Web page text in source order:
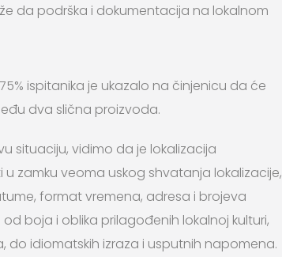
da podrška i dokumentacija na lokalnom
ispitanika je ukazalo na činjenicu da će
dva slična proizvoda.
situaciju, vidimo da je lokalizacija
zamku veoma uskog shvatanja lokalizacije,
format vremena, adresa i brojeva
boja i oblika prilagođenih lokalnoj kulturi,
do idiomatskih izraza i usputnih napomena.